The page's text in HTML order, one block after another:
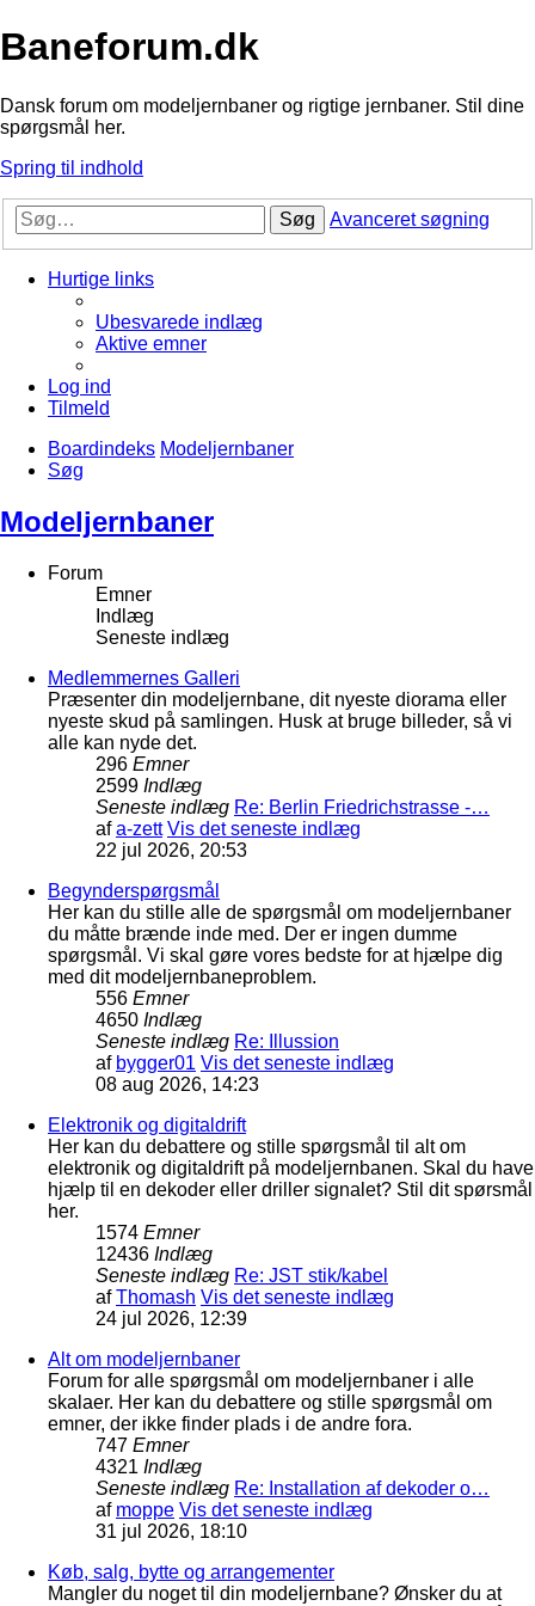
Baneforum.dk
Dansk forum om modeljernbaner og rigtige jernbaner. Stil dine
spørgsmål her.
Spring til indhold
Søg Avanceret søgning
Hurtige links
Ubesvarede indlæg
Aktive emner
Log ind
Tilmeld
Boardindeks Modeljernbaner
Søg
Modeljernbaner
Forum
Emner
Indlæg
Seneste indlæg
Medlemmernes Galleri
Præsenter din modeljernbane, dit nyeste diorama eller
nyeste skud på samlingen. Husk at bruge billeder, så vi
alle kan nyde det.
296 Emner
2599 Indlæg
Seneste indlæg Re: Berlin Friedrichstrasse -…
afa-zett Vis det seneste indlæg
22 jul 2026, 20:53
Begynderspørgsmål
Her kan du stille alle de spørgsmål om modeljernbaner
du måtte brænde inde med. Der er ingen dumme
spørgsmål. Vi skal gøre vores bedste for at hjælpe dig
med dit modeljernbaneproblem.
556 Emner
4650 Indlæg
Seneste indlæg Re: Illussion
af bygger01 Vis det seneste indlæg
08 aug 2026, 14:23
Elektronik og digitaldrift
Her kan du debattere og stille spørgsmål til alt om
elektronik og digitaldrift på modeljernbanen. Skal du have
hjælp til en dekoder eller driller signalet? Stil dit spørsmål
her.
1574 Emner
12436 Indlæg
Seneste indlæg Re: JST stik/kabel
afThomash Vis det seneste indlæg
24 jul 2026, 12:39
Alt om modeljernbaner
Forum for alle spørgsmål om modeljernbaner i alle
skalaer. Her kan du debattere og stille spørgsmål om
emner, der ikke finder plads i de andre fora.
747 Emner
4321 Indlæg
Seneste indlæg Re: Installation af dekoder o…
af moppe Vis det seneste indlæg
31 jul 2026, 18:10
Køb, salg, bytte og arrangementer
Mangler du noget til din modeljernbane? Ønsker du at